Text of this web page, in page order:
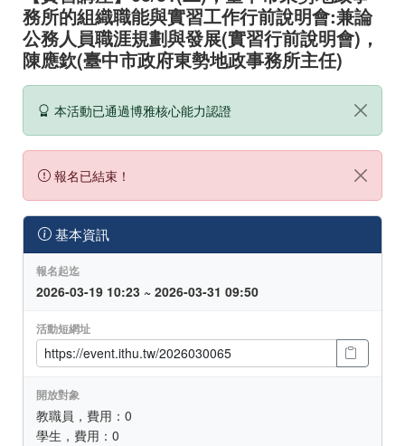
務所的組織職能與實習工作行前說明會:兼論
公務人員職涯規劃與發展(實習行前說明會)，
陳應欽(臺中市政府東勢地政事務所主任)
本活動已通過博雅核心能力認證
報名已結束！
基本資訊
報名起迄
2026-03-19 10:23 ~ 2026-03-31 09:50
活動短網址
開放對象
教職員，費用：0
學生，費用：0